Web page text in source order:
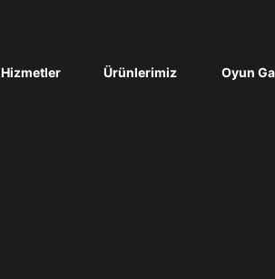
Hizmetler Ürünlerimiz Oyun